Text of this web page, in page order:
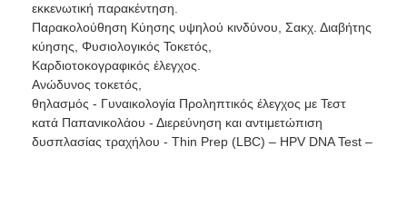
εκκενωτική παρακέντηση.
Παρακολούθηση Κύησης υψηλού κινδύνου, Σακχ. Διαβήτης
κύησης, Φυσιολογικός Τοκετός,
Καρδιοτοκογραφικός έλεγχος.
Ανώδυνος τοκετός,
θηλασμός - Γυναικολογία Προληπτικός έλεγχος με Τεστ
κατά Παπανικολάου - Διερεύνηση και αντιμετώπιση
δυσπλασίας τραχήλου - Thin Prep (LBC) – HPV DNA Test –